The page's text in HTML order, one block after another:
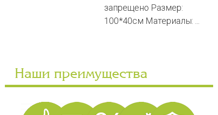
запрещено Размер:
100*40см Материалы: ...
Наши преимущества